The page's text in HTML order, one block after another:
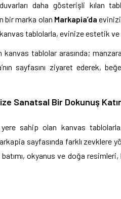
daha gösterişli kılan
bir marka olan Markapia’da
tablolarla, evinize estetik
tablolar arasında;
sayfasını ziyaret ederek,
Sanatsal Bir Dokunuş
sahip olan kanvas
sayfasında farklı
okyanus ve doğa resimleri,